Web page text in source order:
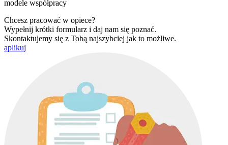
modele współpracy
Chcesz pracować w opiece?
Wypełnij krótki formularz i daj nam się poznać.
Skontaktujemy się z Tobą najszybciej jak to możliwe.
aplikuj